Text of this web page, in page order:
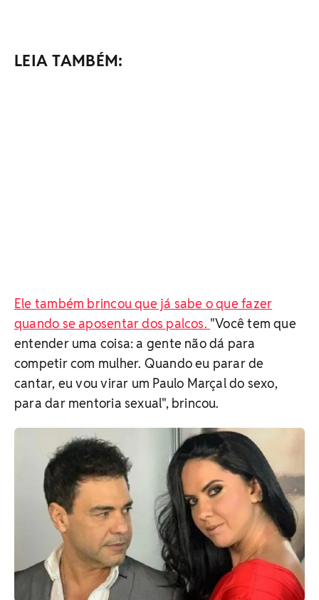
LEIA TAMBÉM:
Ele também brincou que já sabe o que fazer
quando se aposentar dos palcos. "Você tem que
entender uma coisa: a gente não dá para
competir com mulher. Quando eu parar de
cantar, eu vou virar um Paulo Marçal do sexo,
para dar mentoria sexual", brincou.